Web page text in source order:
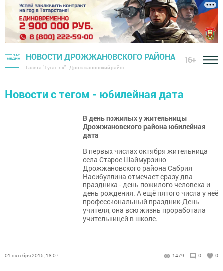
НОВОСТИ ДРОЖЖАНОВСКОГО РАЙОНА
Газета "Туган як" - Дрожжановский район
16+
Новости с тегом - юбилейная дата
В день пожилых у жительницы
Дрожжановского района юбилейная
дата
В первых числах октября жительница
села Старое Шаймурзино
Дрожжановского района Сабрия
Насибуллина отмечает сразу два
праздника - день пожилого человека и
день рождения. А ещё пятого числа у неё
профессиональный праздник-День
учителя, она всю жизнь проработала
учительницей в школе.
01 октября 2015, 18:07 1479 0 0